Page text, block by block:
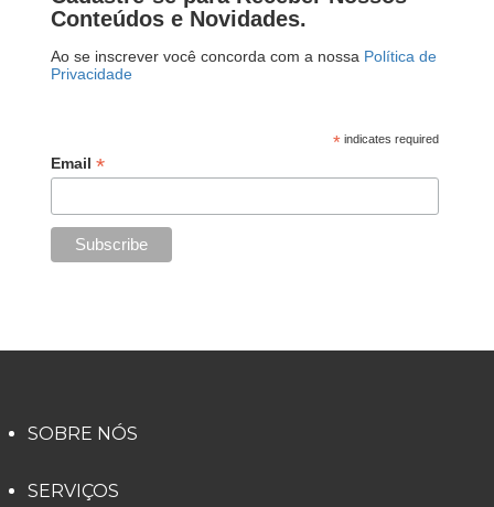
Conteúdos e Novidades.
Ao se inscrever você concorda com a nossa Política de
Privacidade
* indicates required
Email*
SOBRE NÓS
SERVIÇOS